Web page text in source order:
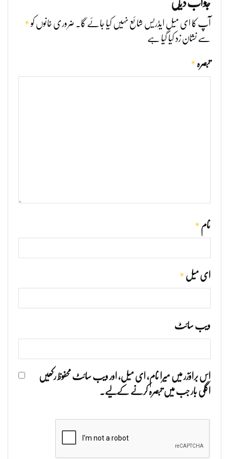
جواب دیں
آپ کا ای میل ایڈریس شائع نہیں کیا جائے گا۔ ضروری خانوں کو*
سے نشان زد کیا گیا ہے
تبصرہ *
نام *
ای میل *
ویب‌ سائٹ
اس براؤزر میں میرا نام، ای میل، اور ویب سائٹ محفوظ رکھیں
اگلی بار جب میں تبصرہ کرنے کےلیے۔